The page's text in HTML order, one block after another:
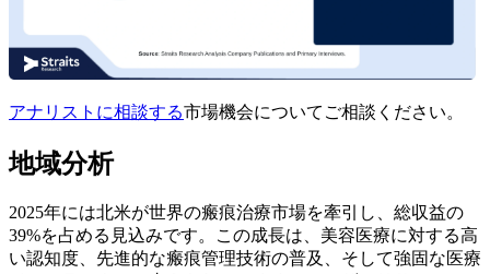
アナリストに相談する市場機会についてご相談ください。
地域分析
2025年には北米が世界の瘢痕治療市場を牽引し、総収益の
39%を占める見込みです。この成長は、美容医療に対する高
い認知度、先進的な瘢痕管理技術の普及、そして強固な医療